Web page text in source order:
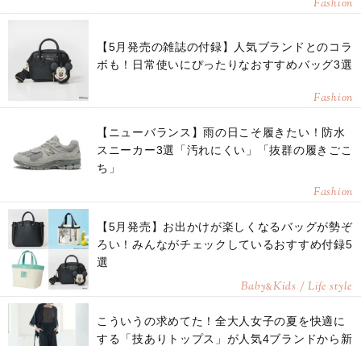
Fashion
【5月発売の雑誌の付録】人気ブランドとのコラ
ボも！日常使いにぴったりなおすすめバッグ3選
Fashion
【ニューバランス】雨の日こそ履きたい！防水
スニーカー3選「汚れにくい」「抜群の履きごこ
ち」
Fashion
【5月発売】お出かけが楽しくなるバッグが勢ぞ
ろい！みんながチェックしているおすすめ付録5
選
Baby&Kids / Life style
こういうの求めてた！全大人女子の夏を快適に
する「技ありトップス」が人気4ブランドから新